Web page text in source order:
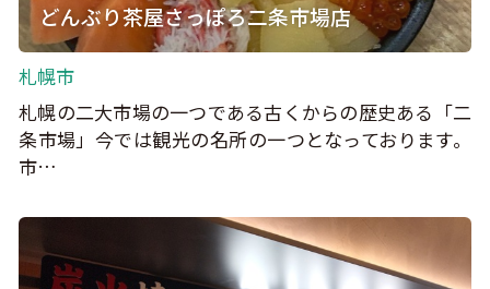
どんぶり茶屋さっぽろ二条市場店
札幌市
札幌の二大市場の一つである古くからの歴史ある「二
条市場」今では観光の名所の一つとなっております。
市…